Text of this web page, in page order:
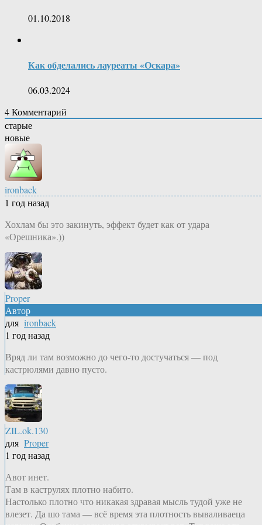
01.10.2018
Как обделались лауреаты «Оскара»
06.03.2024
4Комментарий
старые
новые
ironback
1 год назад
Хохлам бы это закинуть, эффект будет как от удара
«Орешника».))
Proper
Автор
для ironback
1 год назад
Вряд ли там возможно до чего-то достучаться — под
кастрюлями давно пусто.
ZIL.ok.130
для Proper
1 год назад
Авот инет.
Там в каструлях плотно набито.
Настолько плотно что никакая здравая мысль тудой уже не
влезет. Да шо тама — всё время эта плотность вываливаеца